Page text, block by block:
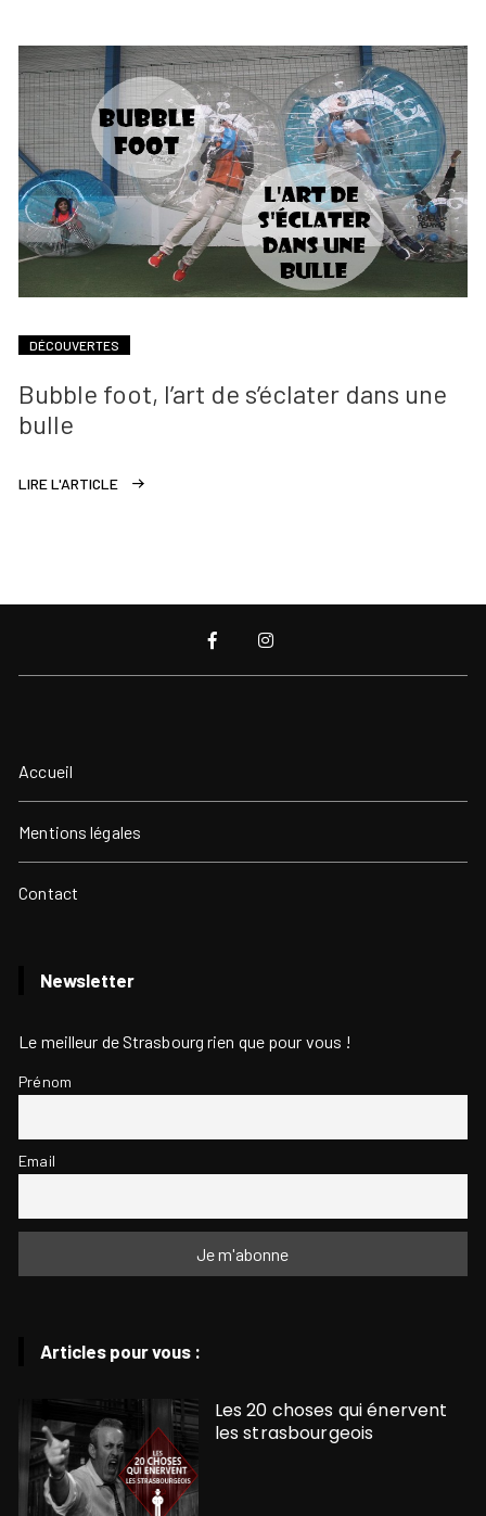
DÉCOUVERTES
Bubble foot, l’art de s’éclater dans une
bulle
LIRE L'ARTICLE
Accueil
Mentions légales
Contact
Newsletter
Le meilleur de Strasbourg rien que pour vous !
Prénom
Email
Articles pour vous :
Les 20 choses qui énervent
les strasbourgeois